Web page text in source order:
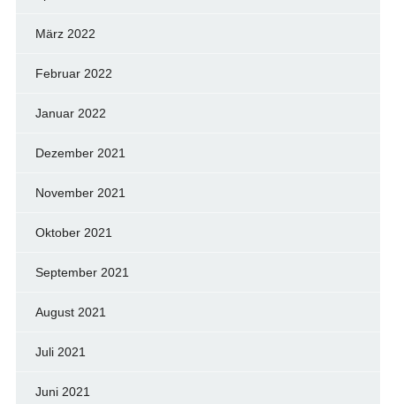
März 2022
Februar 2022
Januar 2022
Dezember 2021
November 2021
Oktober 2021
September 2021
August 2021
Juli 2021
Juni 2021